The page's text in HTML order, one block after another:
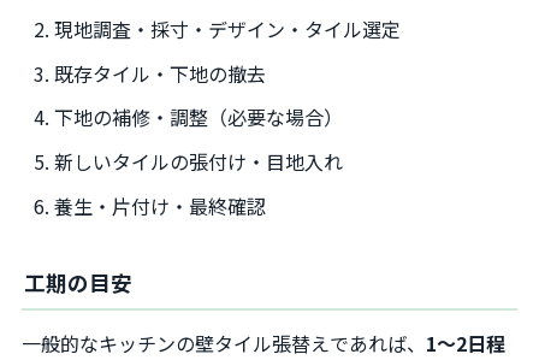
現地調査・採寸・デザイン・タイル選定
既存タイル・下地の撤去
下地の補修・調整（必要な場合）
新しいタイルの張付け・目地入れ
養生・片付け・最終確認
工期の目安
一般的なキッチンの壁タイル張替えであれば、 1〜2日程